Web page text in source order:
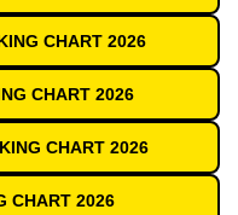
CHART 2026
CHART 2026
CHART 2026
CHART 2026